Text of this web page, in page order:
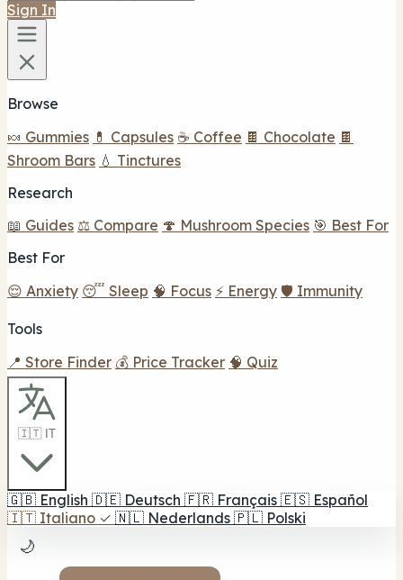
Sign In
Browse
🍬 Gummies 💊 Capsules ☕ Coffee 🍫 Chocolate 🍫
Shroom Bars 💧 Tinctures
Research
📖 Guides ⚖️ Compare 🍄 Mushroom Species 🎯 Best For
Best For
😌 Anxiety 😴 Sleep 🧠 Focus ⚡ Energy 🛡️ Immunity
Tools
📍 Store Finder 💰 Price Tracker 🧠 Quiz
🇮🇹 IT
🇬🇧 English 🇩🇪 Deutsch 🇫🇷 Français 🇪🇸 Español
🇮🇹 Italiano ✓ 🇳🇱 Nederlands 🇵🇱 Polski
🌙